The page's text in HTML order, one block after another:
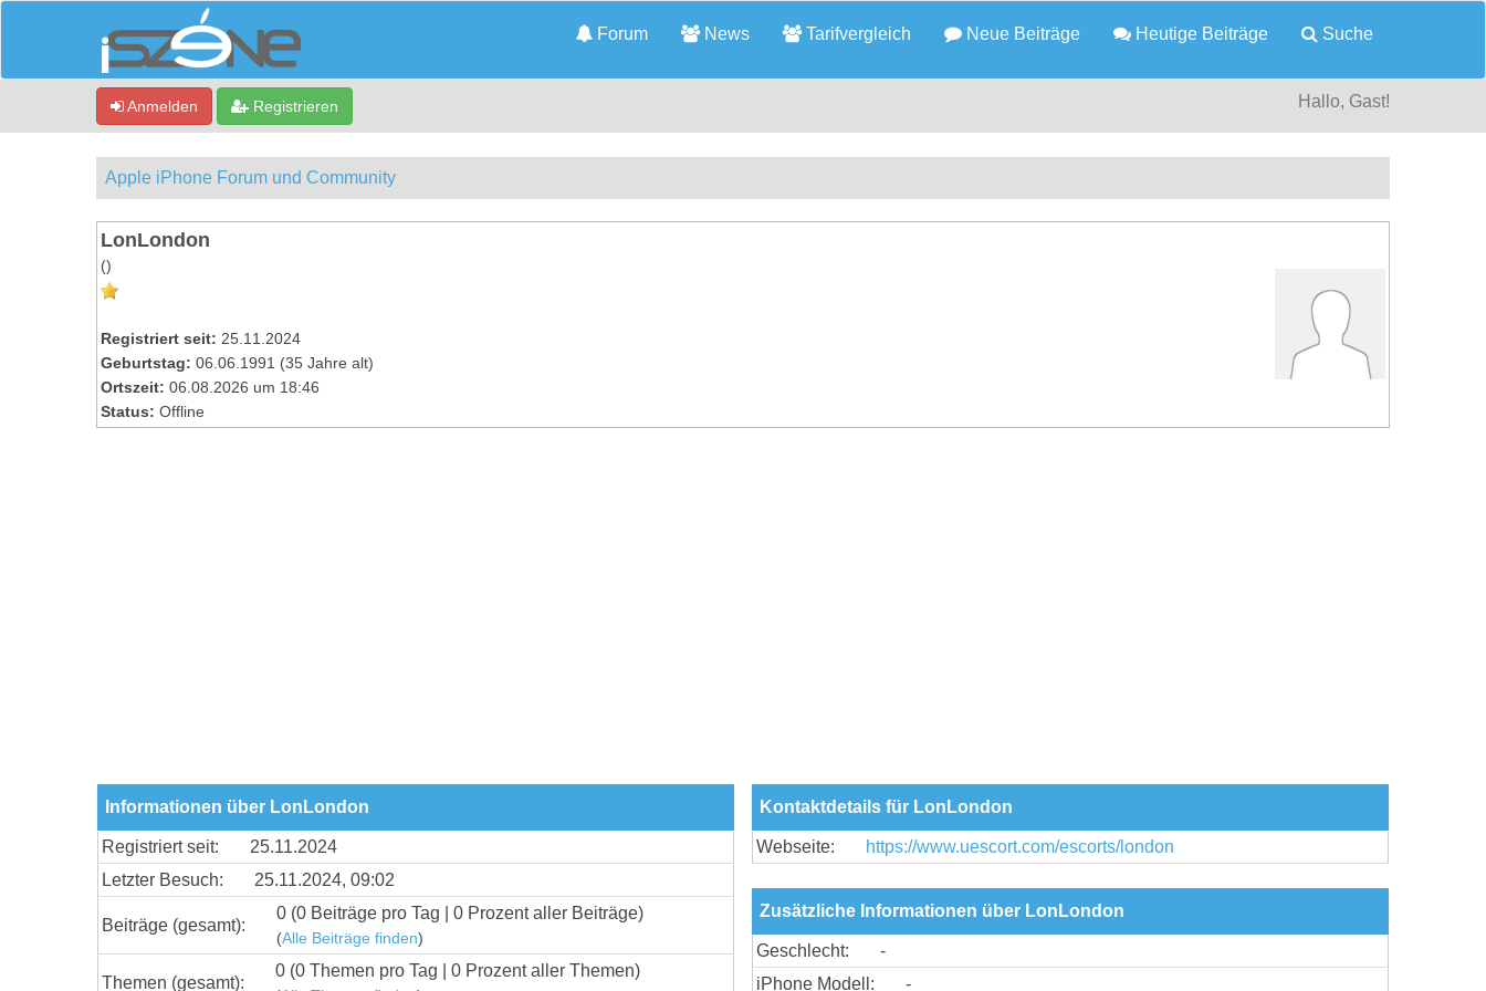
Forum News Tarifvergleich Neue Beiträge Heutige Beiträge Suche
Anmelden Registrieren Hallo, Gast!
Apple iPhone Forum und Community
LonLondon
()
Registriert seit: 25.11.2024
Geburtstag: 06.06.1991 (35 Jahre alt)
Ortszeit: 06.08.2026 um 18:46
Status: Offline
Informationen über LonLondon
Registriert seit:
25.11.2024
Letzter Besuch:
25.11.2024, 09:02
Beiträge (gesamt):
0 (0 Beiträge pro Tag | 0 Prozent aller Beiträge)
(Alle Beiträge finden)
Themen (gesamt):
0 (0 Themen pro Tag | 0 Prozent aller Themen)
Kontaktdetails für LonLondon
Webseite: https://www.uescort.com/escorts/london
Zusätzliche Informationen über LonLondon
Geschlecht:
-
iPhone Modell:
-